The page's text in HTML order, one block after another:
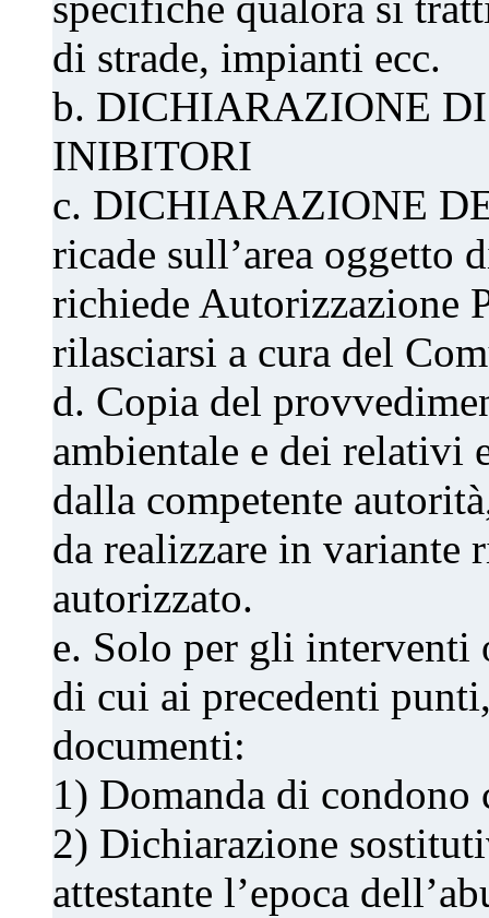
di strade, impianti ecc.
b. DICHIARAZIONE
INIBITORI
c. DICHIARAZIONE
ricade sull’area oggetto
richiede Autorizzazione
rilasciarsi a cura del
d. Copia del
ambientale e dei relativi
dalla competente
da realizzare in variante
autorizzato.
e. Solo per gli interventi
di cui ai precedenti
documenti:
1) Domanda di condono
2) Dichiarazione
attestante l’epoca